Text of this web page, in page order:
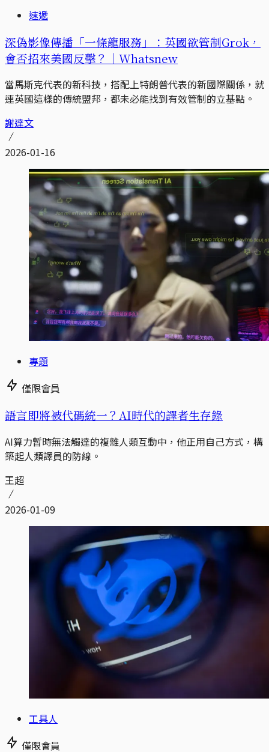
速遞
深偽影像傳播「一條龍服務」：英國欲管制Grok，
會否招來美國反擊？｜Whatsnew
當馬斯克代表的新科技，搭配上特朗普代表的新國際關係，就
連英國這樣的傳統盟邦，都未必能找到有效管制的立基點。
謝達文
2026-01-16
專題
僅限會員
語言即將被代碼統一？AI時代的譯者生存錄
AI算力暫時無法觸達的複雜人類互動中，他正用自己方式，構
築起人類譯員的防線。
王超
2026-01-09
工具人
僅限會員